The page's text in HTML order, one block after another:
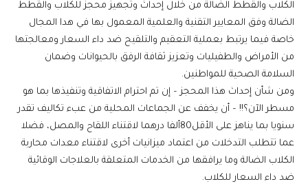
الكلاب والقطط الضالة من خلال إحداث وتجهيز محجز للكلاب والقطط
الضالة وفق المعايير التقنية والعلمية المعمول بها في هدا المجال
خاصة فيما يرتبط بعملية التعقيم والتلقيح ضد داء السعار ومعالجتها
من الأمراض والطفيليات وتعزيز ثقافة الرفق بالحيوانات وضمان
السلامة الصحية للمواطنين.
ومن شأن إحداث هذا المحجز – إن تم احترام الاتفاقية وتنفيذها بما هو
مسطر الآن؟!! – أن يخفف عن الجماعات المحلية من عبء تكاليف تقدر
سنويا بما يناهز على الأقل80ألفا درهما لاقتناء اللقاح والمصل، فضلا
عما تتطلب التدخلات من اعتماد ميزانيات أخرى لاقتناء معدات محاربة
الكلاب الضالة وما يرافقها من الخدمات المتعلقة بالعلاجات الوقائية
ضد داء السعار للكلاب.